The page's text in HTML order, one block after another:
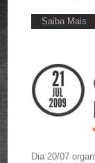
Saiba Mais
Dia 20/07